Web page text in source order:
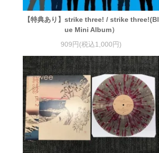
【特典あり】strike three! / strike three!(Bl
ue Mini Album）
909円(税込1,000円)